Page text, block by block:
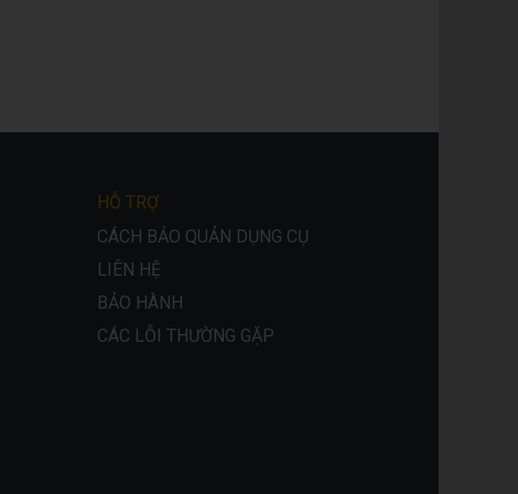
HỖ TRỢ
CÁCH BẢO QUẢN DỤNG CỤ
LIÊN HỆ
BẢO HÀNH
CÁC LỖI THƯỜNG GẶP